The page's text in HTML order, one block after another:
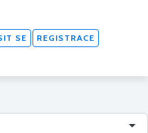
SE REGISTRACE